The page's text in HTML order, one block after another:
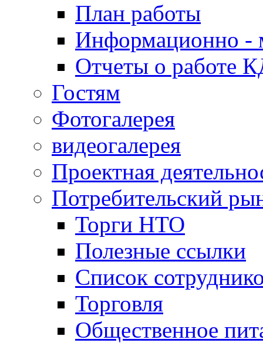
План работы
Информационно -
Отчеты о работе
Гостям
Фотогалерея
видеогалерея
Проектная
Потребительский
Торги НТО
Полезные ссылки
Список
Торговля
Общественное